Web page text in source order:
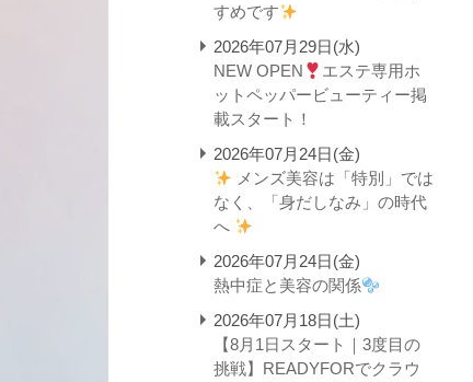
すめです
2026年07月29日(水)
NEW OPEN
エステ専用ホ
ットペッパービューティー掲
載スタート！
2026年07月24日(金)
メンズ美容は「特別」では
なく、「身だしなみ」の時代
へ
2026年07月24日(金)
熱中症と美容の関係
2026年07月18日(土)
【8月1日スタート｜3度目の
挑戦】READYFORでクラウ